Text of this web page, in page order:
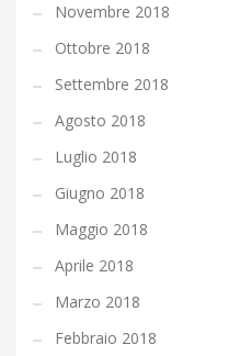
Novembre 2018
Ottobre 2018
Settembre 2018
Agosto 2018
Luglio 2018
Giugno 2018
Maggio 2018
Aprile 2018
Marzo 2018
Febbraio 2018